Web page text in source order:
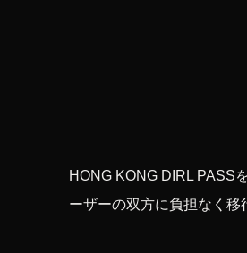
HONG KONG DIRL PASS
ーザーの双方に負担なく移